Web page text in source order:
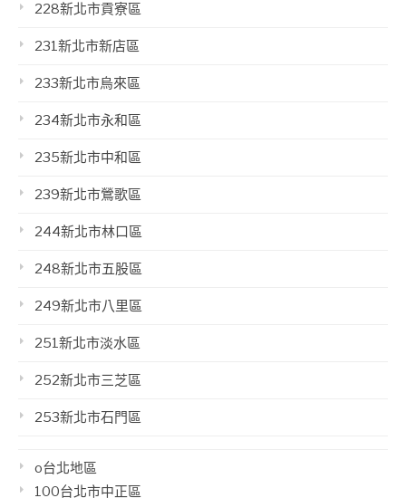
228新北市貢寮區
231新北市新店區
233新北市烏來區
234新北市永和區
235新北市中和區
239新北市鶯歌區
244新北市林口區
248新北市五股區
249新北市八里區
251新北市淡水區
252新北市三芝區
253新北市石門區
o台北地區
100台北市中正區